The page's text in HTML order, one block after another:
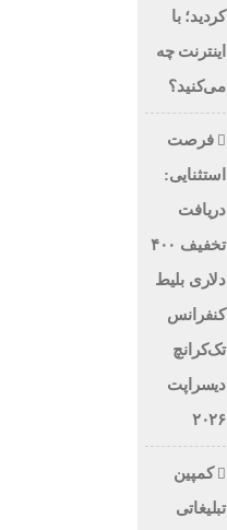
کردید؛ با
اینترنت چه
می‌کنید؟
فرصت
استثنایی:
دریافت
تخفیف ۴۰۰
دلاری بلیط
کنفرانس
تک‌کرانچ
دیسراپت
۲۰۲۶
کمپین
تبلیغاتی